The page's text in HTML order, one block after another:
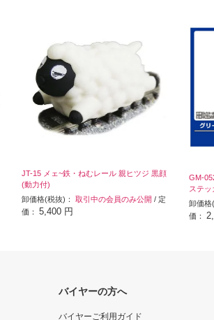
JT-15 メェ~鉄・ねむレール 親ヒツジ 黒顔
(動力付)
卸価格(税抜)： 取引中の会員のみ公開 / 定
価： 5,400 円
GM-
ステッ
卸価格
価：
バイヤーの方へ
バイヤーご利用ガイド